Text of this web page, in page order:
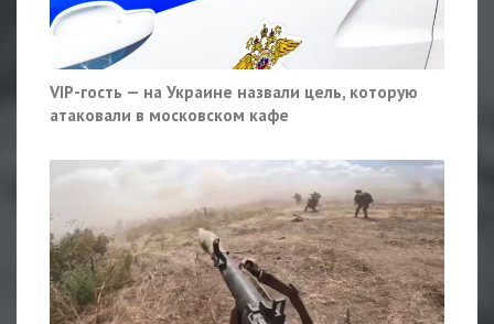
VIP-гость — на Украине назвали цель, которую
атаковали в московском кафе